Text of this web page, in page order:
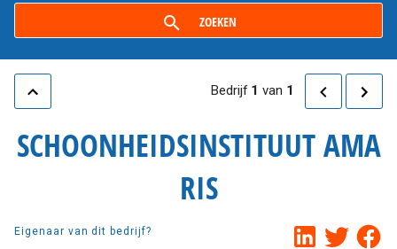
ZOEKEN
Bedrijf 1 van 1
SCHOONHEIDSINSTITUUT AMA
RIS
Eigenaar van dit bedrijf?